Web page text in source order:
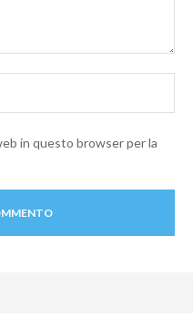
in questo browser per la